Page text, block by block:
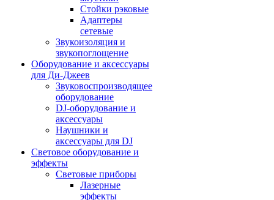
Стойки рэковые
Адаптеры
сетевые
Звукоизоляция и
звукопоглощение
Оборудование и аксессуары
для Ди-Джеев
Звуковоспроизводящее
оборудование
DJ-оборудование и
аксессуары
Наушники и
аксессуары для DJ
Световое оборудование и
эффекты
Световые приборы
Лазерные
эффекты